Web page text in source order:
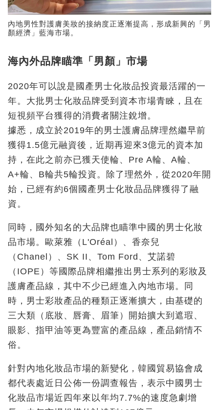
內地男性對護膚美妝的接納度正逐漸提高，形成新興的「男
顏經濟」藍海市場。
海內外品牌瞄準「男顏」市場
2020年可以說是國產男士化妝品投資最活躍的一
年。大批男士化妝品牌受到資本市場青睞，且在
短視頻平台獲得的消費者關注銳增。
據悉，成立於2019年的男士護膚品牌理然繼早前
獲得1.5億元融資後，近期再迎來3億元的資本加
持，在此之前亦已獲天使輪、Pre A輪、A輪、
A+輪、B輪共5輪投資。除了理然外，從2020年開
始，已經有約6個國產男士化妝品品牌獲得了融
資。
同時，國外知名的大品牌也瞄準中國的男士化妝
品市場。歐萊雅（L'Oréal）、香奈兒
（Chanel）、SK II、Tom Ford、艾諾碧
（IOPE）等國際品牌相繼推出男士系列的彩妝及
護膚產品線，其中不少已經進入內地市場。同
時，男士彩妝產品的種類正逐漸擴大，由基礎的
三大類（底妝、唇膏、眉筆）開始擴大到遮瑕、
眼影、指甲油等更為豐富的產品線，產品銷情不
俗。
針對內地化妝品市場的新變化，韓國貿易協會成
都代表處近日公佈一份調查報告，表示中國男士
化妝品市場近四年來以年均7.7%的速度急劇增